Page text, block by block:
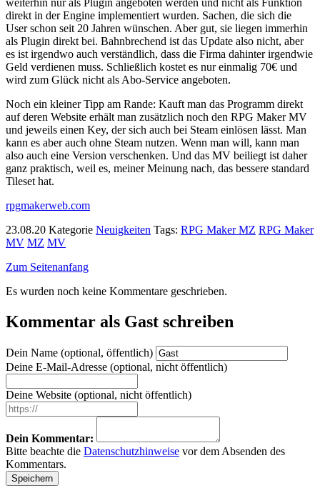
direkt in der Engine implementiert wurden. Sachen, die sich die
User schon seit 20 Jahren wünschen. Aber gut, sie liegen immerhin
als Plugin direkt bei. Bahnbrechend ist das Update also nicht, aber
es ist irgendwo auch verständlich, dass die Firma dahinter irgendwie
Geld verdienen muss. Schließlich kostet es nur einmalig 70€ und
wird zum Glück nicht als Abo-Service angeboten.
Noch ein kleiner Tipp am Rande: Kauft man das Programm direkt
auf deren Website erhält man zusätzlich noch den RPG Maker MV
und jeweils einen Key, der sich auch bei Steam einlösen lässt. Man
kann es aber auch ohne Steam nutzen. Wenn man will, kann man
also auch eine Version verschenken. Und das MV beiliegt ist daher
ganz praktisch, weil es, meiner Meinung nach, das bessere standard
Tileset hat.
rpgmakerweb.com
23.08.20 Kategorie Neuigkeiten Tags: RPG Maker MZ RPG Maker
MV MZ MV
Zum Seitenanfang
Es wurden noch keine Kommentare geschrieben.
Kommentar als Gast schreiben
Dein Name (optional, öffentlich)
Deine E-Mail-Adresse (optional, nicht öffentlich)
Deine Website (optional, nicht öffentlich)
Dein Kommentar:
Bitte beachte die Datenschutzhinweise vor dem Absenden des
Kommentars.